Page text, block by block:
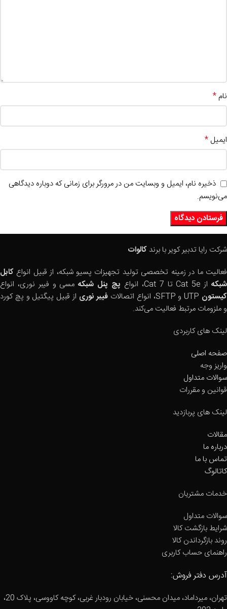
نام*
ایمیل *
ذخیره نام، ایمیل و وبسایت من در مرورگر برای زمانی که دوباره دیدگاهی
می‌نویسم.
شرکت رایا تدبیر کویر با برند کالوات
فعالیت ما در زمینه تخصصی تولید تجهیزات پسیو شبکه، از قبیل انواع کابل
شبکهاز Cat 5e تا Cat 7، انواع پچ پنل شبکهمسی و فیبر نوری، انواع
کیستون
فیبر نوری از قبیل پیگتیل و پچ کورد
و ملزومات مرتبط فعالیت می‌کند.
لینک های کاربردی
صفحه اصلی
واریز وجه
سوالات متداول
قوانین و مقررات
لینک های پربازدید
مقالات
درباره ما
تماس با ما
کاتالوگ
خدمات مشتریان
سوالات متداول
شرایط بازگشت کالا
روند بازگرداندن کالا
راهنمای حساب کاربری
آدرس دفتر فروش:
تهران، میرداماد، میدان محسنی، خیابان رودبار غربی، کوچه کاووسی، پلاک 20،